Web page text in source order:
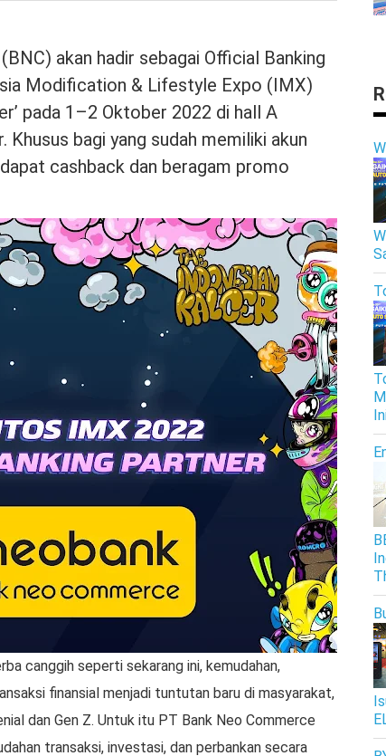
akan hadir sebagai Official Banking
Modification & Lifestyle Expo (IMX)
pada 1–2 Oktober 2022 di hall A
bagi yang sudah memiliki akun
cashback dan beragam promo
canggih seperti sekarang ini, kemudahan,
finansial menjadi tuntutan baru di masyarakat,
dan Gen Z. Untuk itu PT Bank Neo Commerce
transaksi, investasi, dan perbankan secara